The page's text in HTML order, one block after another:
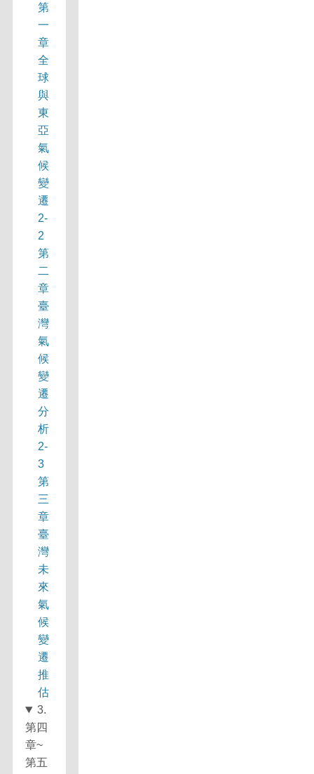
第
一
章
全
球
與
東
亞
氣
候
變
遷
2-
2
第
二
章
臺
灣
氣
候
變
遷
分
析
2-
3
第
三
章
臺
灣
未
來
氣
候
變
遷
推
估
3.
第四
章~
第五